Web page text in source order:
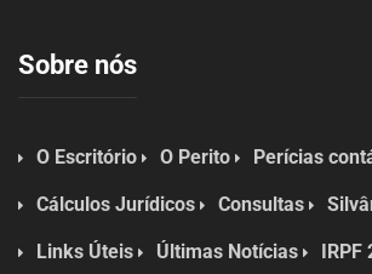
Sobre nós
O Escritório O Perito Perícias
Cálculos Jurídicos Consultas
Links Úteis Últimas Notícias IRPF